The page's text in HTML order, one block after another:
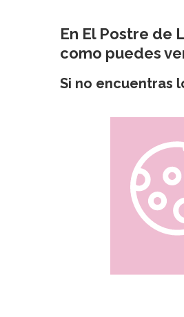
En El Postre de
como puedes
Si no encuentras